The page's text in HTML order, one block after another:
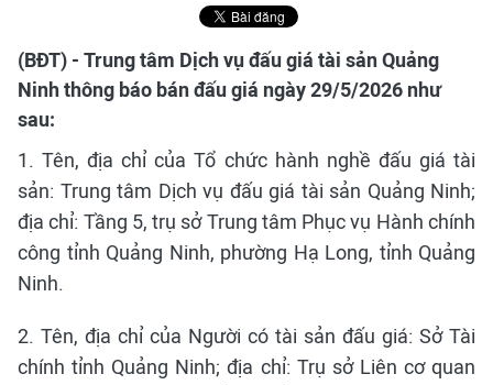
(BĐT) - Trung tâm Dịch vụ đấu giá tài sản Quảng
Ninh thông báo bán đấu giá ngày 29/5/2026 như
sau:
1. Tên, địa chỉ của Tổ chức hành nghề đấu giá tài
sản: Trung tâm Dịch vụ đấu giá tài sản Quảng Ninh;
địa chỉ: Tầng 5, trụ sở Trung tâm Phục vụ Hành chính
công tỉnh Quảng Ninh, phường Hạ Long, tỉnh Quảng
Ninh.
2. Tên, địa chỉ của Người có tài sản đấu giá: Sở Tài
chính tỉnh Quảng Ninh; địa chỉ: Trụ sở Liên cơ quan